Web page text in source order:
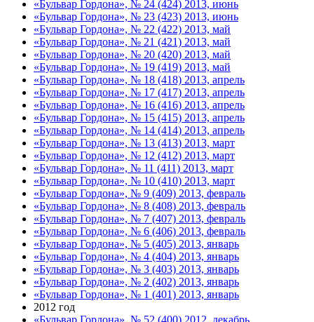
«Бульвар Гордона», № 24 (424) 2013, июнь
«Бульвар Гордона», № 23 (423) 2013, июнь
«Бульвар Гордона», № 22 (422) 2013, май
«Бульвар Гордона», № 21 (421) 2013, май
«Бульвар Гордона», № 20 (420) 2013, май
«Бульвар Гордона», № 19 (419) 2013, май
«Бульвар Гордона», № 18 (418) 2013, апрель
«Бульвар Гордона», № 17 (417) 2013, апрель
«Бульвар Гордона», № 16 (416) 2013, апрель
«Бульвар Гордона», № 15 (415) 2013, апрель
«Бульвар Гордона», № 14 (414) 2013, апрель
«Бульвар Гордона», № 13 (413) 2013, март
«Бульвар Гордона», № 12 (412) 2013, март
«Бульвар Гордона», № 11 (411) 2013, март
«Бульвар Гордона», № 10 (410) 2013, март
«Бульвар Гордона», № 9 (409) 2013, февраль
«Бульвар Гордона», № 8 (408) 2013, февраль
«Бульвар Гордона», № 7 (407) 2013, февраль
«Бульвар Гордона», № 6 (406) 2013, февраль
«Бульвар Гордона», № 5 (405) 2013, январь
«Бульвар Гордона», № 4 (404) 2013, январь
«Бульвар Гордона», № 3 (403) 2013, январь
«Бульвар Гордона», № 2 (402) 2013, январь
«Бульвар Гордона», № 1 (401) 2013, январь
2012 год
«Бульвар Гордона», № 52 (400) 2012, декабрь